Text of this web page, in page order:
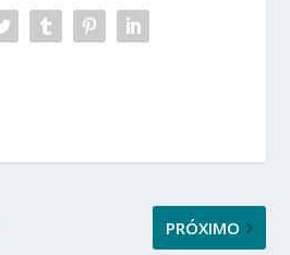
PRÓXIMO